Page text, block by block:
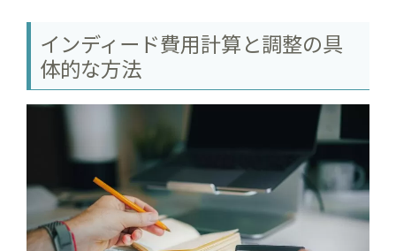
インディード費用計算と調整の具
体的な方法